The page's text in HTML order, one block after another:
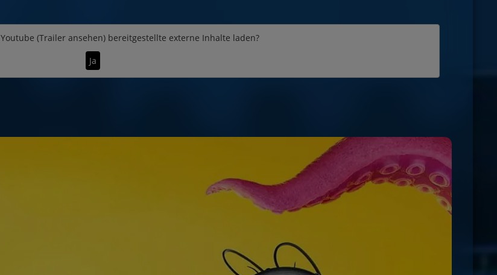
Youtube (Trailer ansehen)bereitgestellte externe Inhalte laden?
Ja